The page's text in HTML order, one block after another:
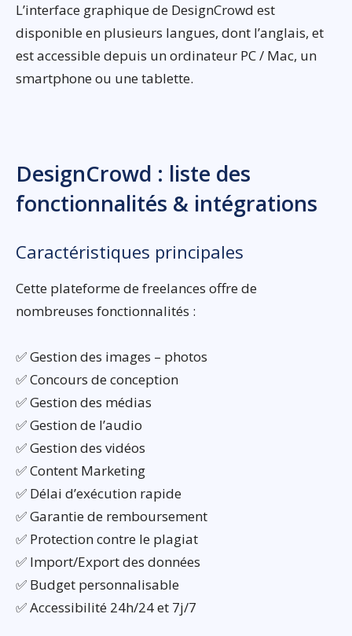
L’interface graphique de DesignCrowd est
disponible en plusieurs langues, dont l’anglais, et
est accessible depuis un ordinateur PC / Mac, un
smartphone ou une tablette.
DesignCrowd : liste des
fonctionnalités & intégrations
Caractéristiques principales
Cette plateforme de freelances offre de
nombreuses fonctionnalités :
✅ Gestion des images – photos
✅ Concours de conception
✅ Gestion des médias
✅ Gestion de l’audio
✅ Gestion des vidéos
✅ Content Marketing
✅ Délai d’exécution rapide
✅ Garantie de remboursement
✅ Protection contre le plagiat
✅ Import/Export des données
✅ Budget personnalisable
✅ Accessibilité 24h/24 et 7j/7